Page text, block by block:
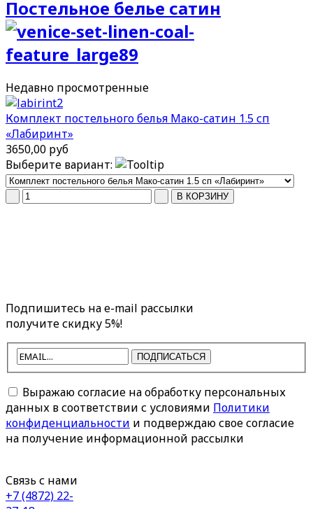
Постельное белье сатин
Недавно просмотренные
Комплект постельного белья Мако-сатин 1.5 сп
«Лабиринт»
3650,00 руб
Выберите вариант:
Подпишитесь на e-mail рассылки
получите скидку 5%!
ПОДПИСАТЬСЯ
Выражаю согласие на обработку персональных
данных в соответствии с условиями Политики
конфиденциальности и подверждаю свое согласие
на получение информационной рассылки
Связь с нами
+7 (4872) 22-